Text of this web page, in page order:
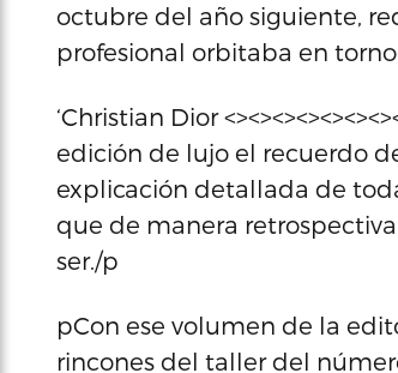
octubre del año siguiente,
profesional orbitaba en
‘Christian Dior
edición de lujo el recuerdo
explicación detallada de
que de manera
ser./p
pCon ese volumen de la
rincones del taller del